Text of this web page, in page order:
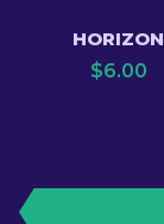
HORIZON
$6.00